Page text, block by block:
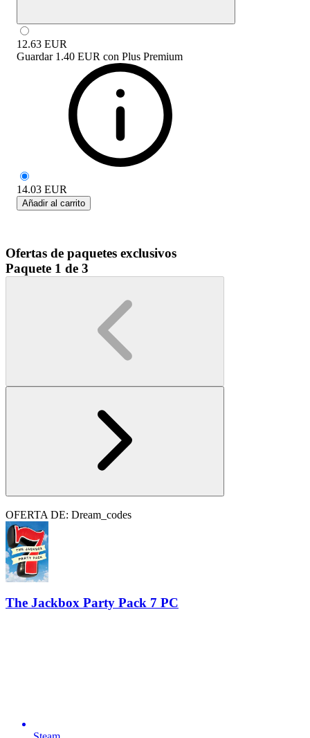
12.63 EUR
Guardar 1.40 EUR con Plus Premium
14.03 EUR
Añadir al carrito
Ofertas de paquetes exclusivos
Paquete 1 de 3
OFERTA DE: Dream_codes
The Jackbox Party Pack 7 PC